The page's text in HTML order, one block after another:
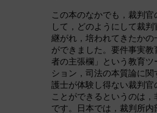
この本のなかでも，裁判官
して，どのようにして裁
継がれ，培われてきたかの
ができました。要件事実教
者の主張欄」という教育ツ
ション，司法の本質論に
護士が体験し得ない裁判官
ことができるというのは，
です。日本では，裁判所内